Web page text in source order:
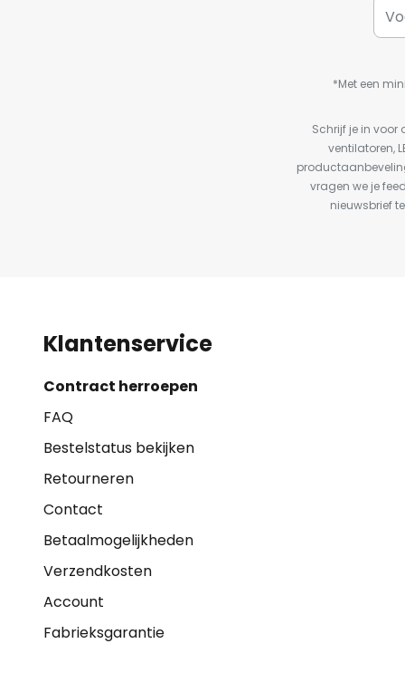
*Met een
Schrijf je in voor
ventilatoren,
vragen we je
nieuwsbrief
Klantenservice
Contract herroepen
FAQ
Bestelstatus bekijken
Retourneren
Contact
Betaalmogelijkheden
Verzendkosten
Account
Fabrieksgarantie